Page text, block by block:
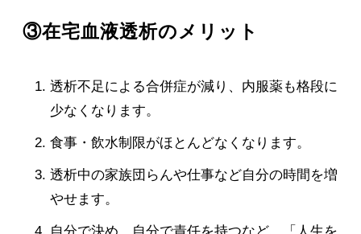
③在宅血液透析のメリット
透析不足による合併症が減り、内服薬も格段に
少なくなります。
食事・飲水制限がほとんどなくなります。
透析中の家族団らんや仕事など自分の時間を増
やせます。
自分で決め、自分で責任を持つなど、「人生を